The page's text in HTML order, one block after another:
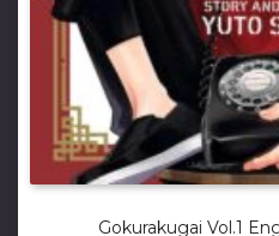
Gokurakugai Vol.1